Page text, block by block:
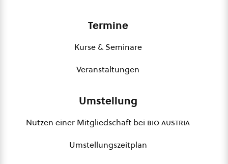
Termine
Kurse & Seminare
Veranstaltungen
Umstellung
Nutzen einer Mitgliedschaft bei bio austria
Umstellungszeitplan